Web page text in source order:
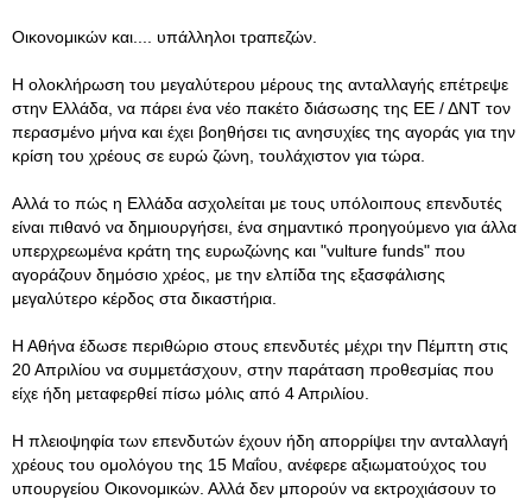
Οικονομικών και.... υπάλληλοι τραπεζών.
Η ολοκλήρωση του μεγαλύτερου μέρους της ανταλλαγής επέτρεψε
στην Ελλάδα, να πάρει ένα νέο πακέτο διάσωσης της ΕΕ / ΔΝΤ τον
περασμένο μήνα και έχει βοηθήσει τις ανησυχίες της αγοράς για την
κρίση του χρέους σε ευρώ ζώνη, τουλάχιστον για τώρα.
Αλλά το πώς η Ελλάδα ασχολείται με τους υπόλοιπους επενδυτές
είναι πιθανό να δημιουργήσει, ένα σημαντικό προηγούμενο για άλλα
υπερχρεωμένα κράτη της ευρωζώνης και "vulture funds" που
αγοράζουν δημόσιο χρέος, με την ελπίδα της εξασφάλισης
μεγαλύτερο κέρδος στα δικαστήρια.
Η Αθήνα έδωσε περιθώριο στους επενδυτές μέχρι την Πέμπτη στις
20 Απριλίου να συμμετάσχουν, στην παράταση προθεσμίας που
είχε ήδη μεταφερθεί πίσω μόλις από 4 Απριλίου.
Η πλειοψηφία των επενδυτών έχουν ήδη απορρίψει την ανταλλαγή
χρέους του ομολόγου της 15 Μαΐου, ανέφερε αξιωματούχος του
υπουργείου Οικονομικών. Αλλά δεν μπορούν να εκτροχιάσουν το